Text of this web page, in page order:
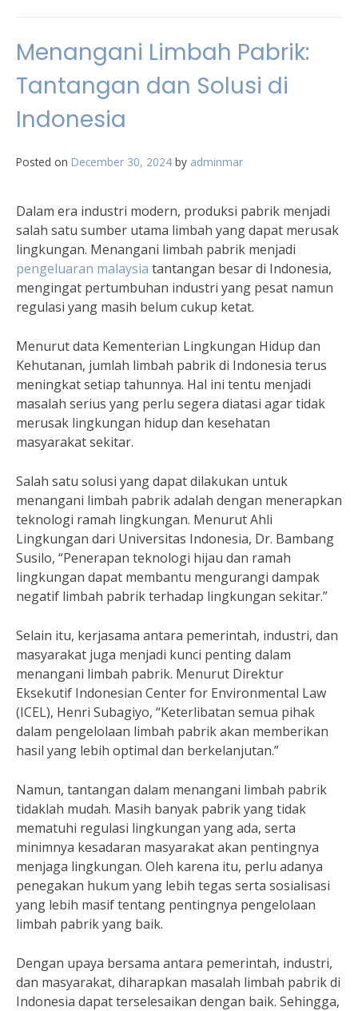
Menangani Limbah Pabrik:
Tantangan dan Solusi di
Indonesia
Posted on December 30, 2024 by adminmar
Dalam era industri modern, produksi pabrik menjadi
salah satu sumber utama limbah yang dapat merusak
lingkungan. Menangani limbah pabrik menjadi
pengeluaran malaysia tantangan besar di Indonesia,
mengingat pertumbuhan industri yang pesat namun
regulasi yang masih belum cukup ketat.
Menurut data Kementerian Lingkungan Hidup dan
Kehutanan, jumlah limbah pabrik di Indonesia terus
meningkat setiap tahunnya. Hal ini tentu menjadi
masalah serius yang perlu segera diatasi agar tidak
merusak lingkungan hidup dan kesehatan
masyarakat sekitar.
Salah satu solusi yang dapat dilakukan untuk
menangani limbah pabrik adalah dengan menerapkan
teknologi ramah lingkungan. Menurut Ahli
Lingkungan dari Universitas Indonesia, Dr. Bambang
Susilo, “Penerapan teknologi hijau dan ramah
lingkungan dapat membantu mengurangi dampak
negatif limbah pabrik terhadap lingkungan sekitar.”
Selain itu, kerjasama antara pemerintah, industri, dan
masyarakat juga menjadi kunci penting dalam
menangani limbah pabrik. Menurut Direktur
Eksekutif Indonesian Center for Environmental Law
(ICEL), Henri Subagiyo, “Keterlibatan semua pihak
dalam pengelolaan limbah pabrik akan memberikan
hasil yang lebih optimal dan berkelanjutan.”
Namun, tantangan dalam menangani limbah pabrik
tidaklah mudah. Masih banyak pabrik yang tidak
mematuhi regulasi lingkungan yang ada, serta
minimnya kesadaran masyarakat akan pentingnya
menjaga lingkungan. Oleh karena itu, perlu adanya
penegakan hukum yang lebih tegas serta sosialisasi
yang lebih masif tentang pentingnya pengelolaan
limbah pabrik yang baik.
Dengan upaya bersama antara pemerintah, industri,
dan masyarakat, diharapkan masalah limbah pabrik di
Indonesia dapat terselesaikan dengan baik. Sehingga,